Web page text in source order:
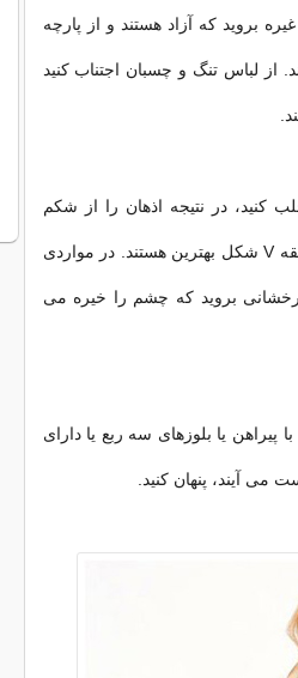
بروید که آزاد هستند و از پارچه
لباس تنگ و چسبان اجتناب کنید
کنید، در نتیجه اذهان را از شکم
منحرف سازید. برای این کار، یقه های دکلته، گرد یا یقه V شکل بهترین هستند. در مواردی
درخشانی بروید که چشم را خیره می
پیراهن یا بلوزهای سه ربع یا دارای
می آیند، پنهان کنید.